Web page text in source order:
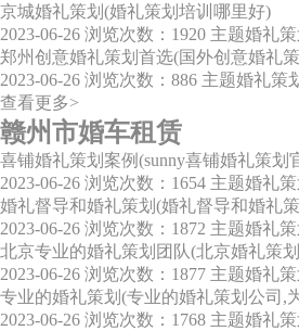
京城婚礼策划(婚礼策划培训哪里好)
2023-06-26 浏览次数：1920 主题婚礼
郑州创意婚礼策划首选(国外创意婚礼
2023-06-26 浏览次数：886 主题婚礼策
查看更多>
赣州市婚车租赁
喜铺婚礼策划案例(sunny喜铺婚礼策划
2023-06-26 浏览次数：1654 主题婚礼
婚礼督导和婚礼策划(婚礼督导和婚礼
2023-06-26 浏览次数：1872 主题婚礼
北京专业的婚礼策划团队(北京婚礼策
2023-06-26 浏览次数：1877 主题婚礼
专业的婚礼策划(专业的婚礼策划公司,
2023-06-26 浏览次数：1768 主题婚礼